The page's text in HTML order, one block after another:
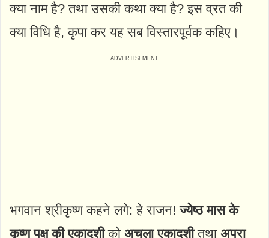
क्या नाम है? तथा उसकी कथा क्या है? इस व्रत की
क्या विधि है, कृपा कर यह सब विस्तारपूर्वक कहिए।
भगवान श्रीकृष्ण कहने लगे: हे राजन!ज्येष्ठ मास के
कृष्ण पक्ष की एकादशीको अचला एकादशीतथा अपरा